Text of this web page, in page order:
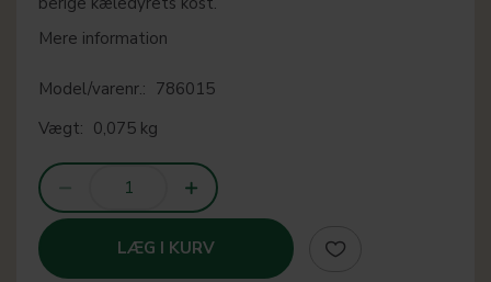
Mere information
Model/varenr.: 786015
Vægt: 0,075 kg
LÆG I KURV